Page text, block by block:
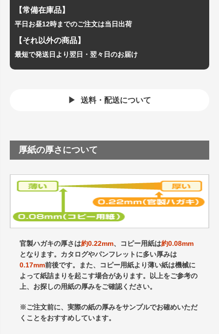
【常備在庫品】
平日お昼12時までのご注文は当日出荷
【それ以外の商品】
最短で発送日より翌日・翌々日のお届け
送料・配送について
厚紙の厚さについて
官製ハガキの厚さは約0.22mm、コピー用紙は約0.08mm
となります。カタログやパンフレットに多い厚みは
0.17mm前後です。また、コピー用紙より薄い紙は機械に
よって紙詰まりを起こす場合があります。以上をご参考の
上、お探しの用紙の厚みをご確認ください。
※ご注文前に、実際の紙の厚みをサンプルでお確めいただ
くことをおすすめしています。